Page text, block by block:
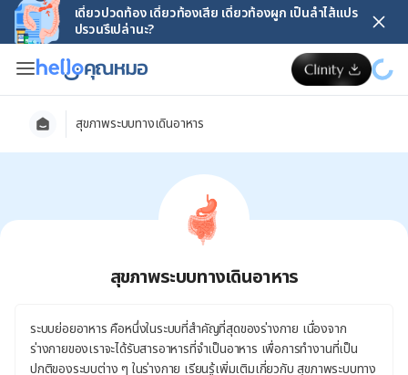
เดี๋ยวปวดท้อง เดี๋ยวท้องเสีย เดี๋ยวท้องผูก เป็นลำไส้แปร
ปรวนรึเปล่านะ?
สุขภาพระบบทางเดินอาหาร
สุขภาพระบบทางเดินอาหาร
ระบบย่อยอาหาร คือหนึ่งในระบบที่สำคัญที่สุดของร่างกาย เนื่องจาก
ร่างกายของเราจะได้รับสารอาหารที่จำเป็นอาหาร เพื่อการทำงานที่เป็น
ปกติของระบบต่าง ๆ ในร่างกาย เรียนรู้เพิ่มเติมเกี่ยวกับ สุขภาพระบบทาง